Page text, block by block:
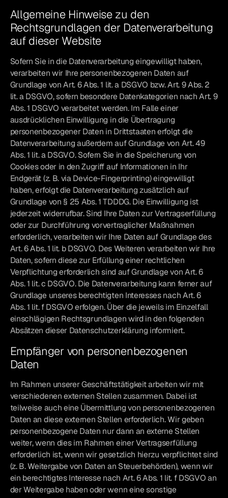
Allgemeine Hinweise zu den
Rechtsgrundlagen der Datenverarbeitung
auf dieser Website
Sofern Sie in die Datenverarbeitung eingewilligt haben,
verarbeiten wir Ihre personenbezogenen Daten auf
Grundlage von Art. 6 Abs. 1 lit. a DSGVO bzw. Art. 9 Abs. 2
lit. a DSGVO, sofern besondere Datenkategorien nach Art. 9
Abs. 1 DSGVO verarbeitet werden. Im Falle einer
ausdrücklichen Einwilligung in die Übertragung
personenbezogener Daten in Drittstaaten erfolgt die
Datenverarbeitung außerdem auf Grundlage von Art. 49
Abs. 1 lit. a DSGVO. Sofern Sie in die Speicherung von
Cookies oder in den Zugriff auf Informationen in Ihr
Endgerät (z. B. via Device-Fingerprinting) eingewilligt
haben, erfolgt die Datenverarbeitung zusätzlich auf
Grundlage von § 25 Abs. 1 TDDDG. Die Einwilligung ist
jederzeit widerrufbar. Sind Ihre Daten zur Vertragserfüllung
oder zur Durchführung vorvertraglicher Maßnahmen
erforderlich, verarbeiten wir Ihre Daten auf Grundlage des
Art. 6 Abs. 1 lit. b DSGVO. Des Weiteren verarbeiten wir Ihre
Daten, sofern diese zur Erfüllung einer rechtlichen
Verpflichtung erforderlich sind auf Grundlage von Art. 6
Abs. 1 lit. c DSGVO. Die Datenverarbeitung kann ferner auf
Grundlage unseres berechtigten Interesses nach Art. 6
Abs. 1 lit. f DSGVO erfolgen. Über die jeweils im Einzelfall
einschlägigen Rechtsgrundlagen wird in den folgenden
Absätzen dieser Datenschutzerklärung informiert.
Empfänger von personenbezogenen
Daten
Im Rahmen unserer Geschäftstätigkeit arbeiten wir mit
verschiedenen externen Stellen zusammen. Dabei ist
teilweise auch eine Übermittlung von personenbezogenen
Daten an diese externen Stellen erforderlich. Wir geben
personenbezogene Daten nur dann an externe Stellen
weiter, wenn dies im Rahmen einer Vertragserfüllung
erforderlich ist, wenn wir gesetzlich hierzu verpflichtet sind
(z. B. Weitergabe von Daten an Steuerbehörden), wenn wir
ein berechtigtes Interesse nach Art. 6 Abs. 1 lit. f DSGVO an
der Weitergabe haben oder wenn eine sonstige